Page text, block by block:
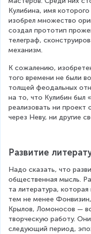
Кулибина, имя
изобрел множество
создал прототип
телеграф,
механизм.
К сожалению,
того времени не были
толщей феодальных
на то, что Кулибин был
реализовать ни проект
через Неву, ни другие
Развитие
Надо сказать, что
общественная мысль.
та литература,
тем не менее
Крылов, Ломоносов —
творческую работу.
следующий период,